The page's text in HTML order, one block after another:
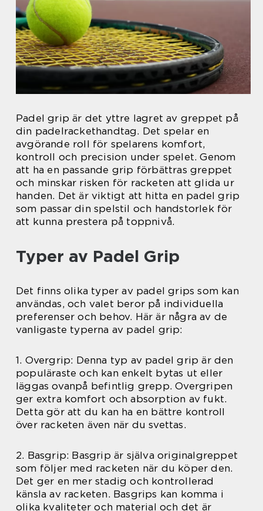
Padel grip är det yttre lagret av greppet på
din padelrackethandtag. Det spelar en
avgörande roll för spelarens komfort,
kontroll och precision under spelet. Genom
att ha en passande grip förbättras greppet
och minskar risken för racketen att glida ur
handen. Det är viktigt att hitta en padel grip
som passar din spelstil och handstorlek för
att kunna prestera på toppnivå.
Typer av Padel Grip
Det finns olika typer av padel grips som kan
användas, och valet beror på individuella
preferenser och behov. Här är några av de
vanligaste typerna av padel grip:
1. Overgrip: Denna typ av padel grip är den
populäraste och kan enkelt bytas ut eller
läggas ovanpå befintlig grepp. Overgripen
ger extra komfort och absorption av fukt.
Detta gör att du kan ha en bättre kontroll
över racketen även när du svettas.
2. Basgrip: Basgrip är själva originalgreppet
som följer med racketen när du köper den.
Det ger en mer stadig och kontrollerad
känsla av racketen. Basgrips kan komma i
olika kvaliteter och material och det är